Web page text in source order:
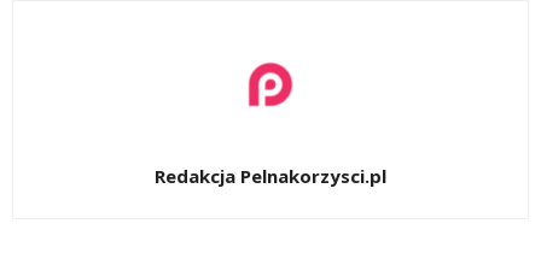
Redakcja Pelnakorzysci.pl